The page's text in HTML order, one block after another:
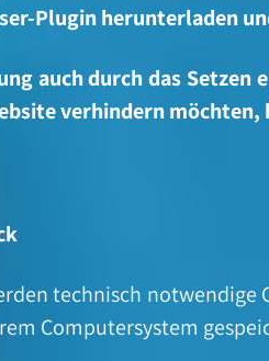
Plugin herunterladen
auch durch das
verhindern
technisch
Computersystem